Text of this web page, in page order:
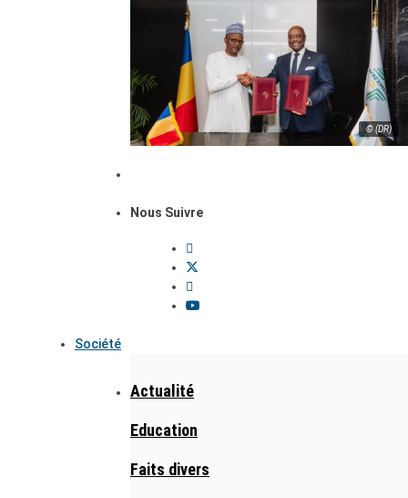
© (DR)
Nous Suivre
Société
Actualité
Education
Faits divers